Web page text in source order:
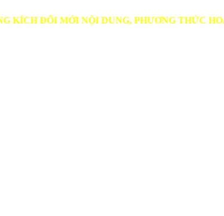
MỚI NỘI DUNG, PHƯƠNG THỨC HOẠT ĐỘNG